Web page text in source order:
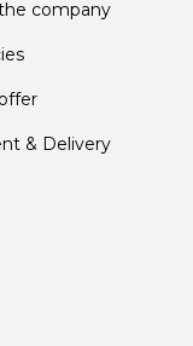
company
& Delivery